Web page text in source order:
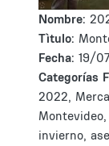
Nombre:
Tìtulo:
Fecha: 19/
Categorías
2022,
invierno,